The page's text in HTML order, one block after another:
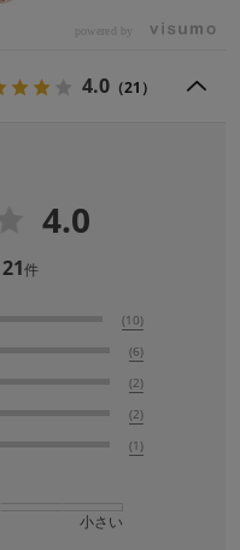
powered by
4.0 （21）
4.0
21件
(10)
(6)
(2)
(2)
(1)
小さい